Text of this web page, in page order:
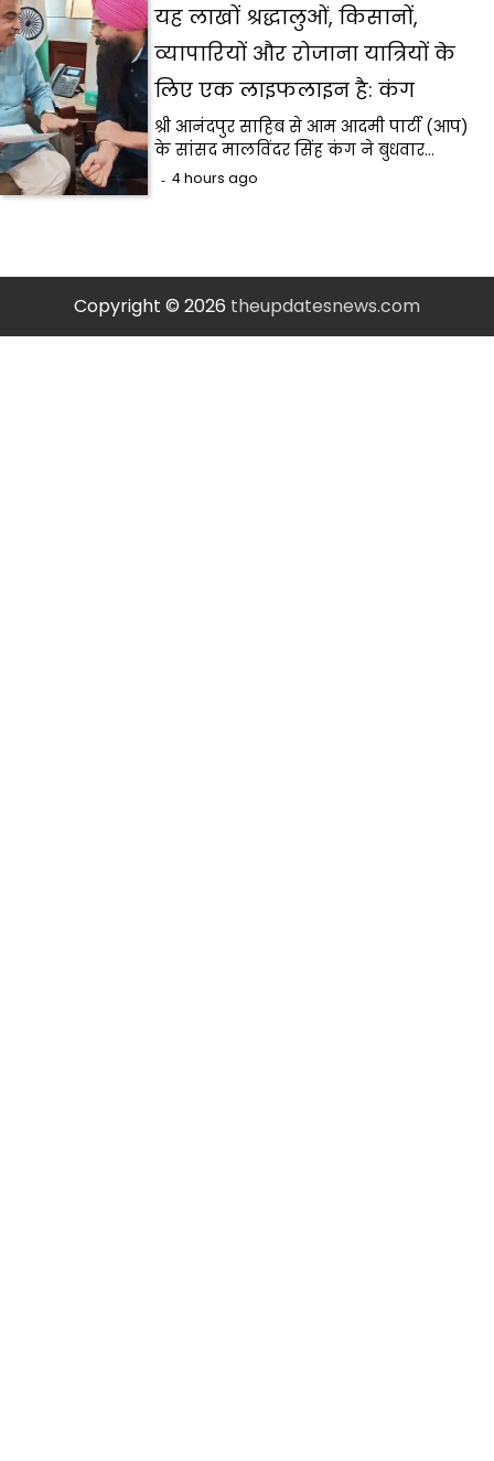
यह लाखों श्रद्धालुओं, किसानों,
व्यापारियों और रोजाना यात्रियों के
लिए एक लाइफलाइन है: कंग
श्री आनंदपुर साहिब से आम आदमी पार्टी (आप)
के सांसद मालविंदर सिंह कंग ने बुधवार…
4 hours ago
Copyright © 2026 theupdatesnews.com